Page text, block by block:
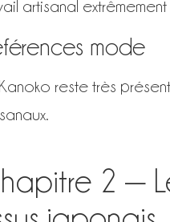
artisanal extrêmement
mode
reste très
2 —